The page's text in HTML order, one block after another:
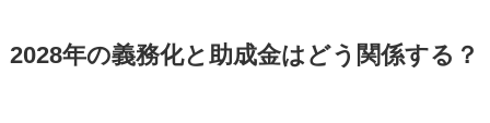
2028年の義務化と助成金はどう関係する？